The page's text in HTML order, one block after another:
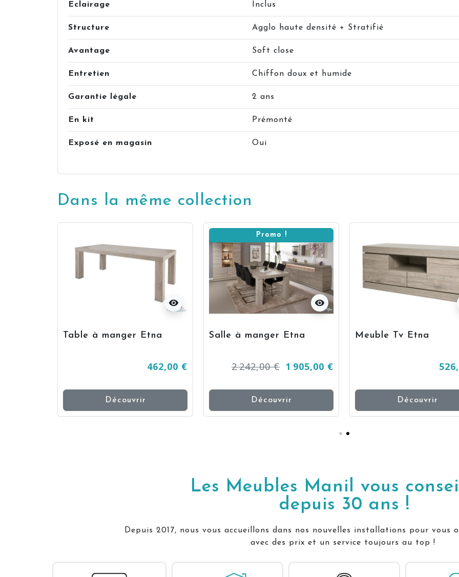
Eclairage Inclus
Structure Agglo haute densité + Stratifié
Avantage Soft close
Entretien Chiffon doux et humide
Garantie légale 2 ans
En kit Prémonté
Exposé en magasin Oui
Dans la même collection
visibility
Table à manger Etna
462,00 €
Découvrir
Promo !
visibility
Salle à manger Etna
2 242,00 € 1 905,00 €
Découvrir
Meuble Tv Etna
Découvrir
Les Meubles Manil vous
depuis 30 ans !
Depuis 2017, nous vous accueillons dans nos nouvelles installations pour
avec des prix et un service toujours au top !